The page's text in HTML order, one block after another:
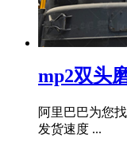
mp2双头
阿里巴巴为您
发货速度 ...